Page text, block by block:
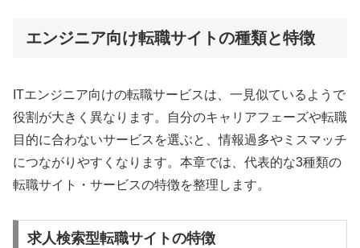
エンジニア向け転職サイトの種類と特徴
ITエンジニア向けの転職サービスは、一見似ているようで
役割が大きく異なります。自分のキャリアフェーズや転職
目的に合わないサービスを選ぶと、情報過多やミスマッチ
につながりやすくなります。本章では、代表的な3種類の
転職サイト・サービスの特徴を整理します。
求人検索型転職サイトの特徴